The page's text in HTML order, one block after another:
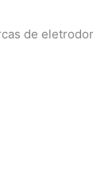
de